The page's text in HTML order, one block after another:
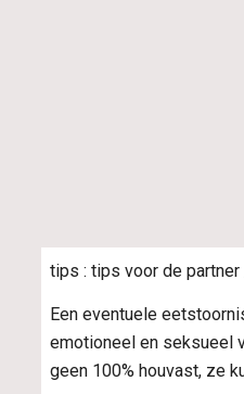
tips : tips voor de
Een eventuele
emotioneel en seksueel
geen 100% houvast, ze